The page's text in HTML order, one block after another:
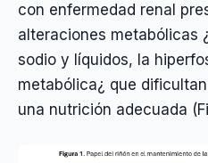
con enfermedad renal
alteraciones metabólicas
sodio y líquidos, la
metabólica¿ que
una nutrición adecuada